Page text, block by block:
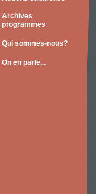
Archives
programmes
Qui sommes-nous?
On en parle...